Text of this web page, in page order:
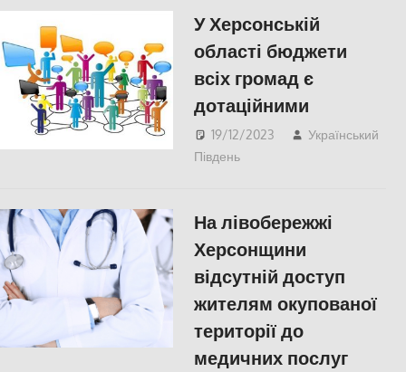
У Херсонській
області бюджети
всіх громад є
дотаційними
19/12/2023
Український
Південь
На лівобережжі
Херсонщини
відсутній доступ
жителям окупованої
території до
медичних послуг